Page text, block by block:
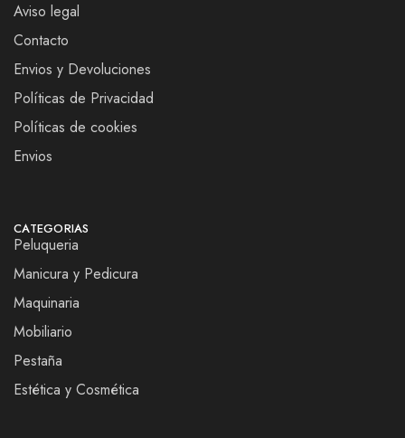
Aviso legal
Contacto
Envios y Devoluciones
Políticas de Privacidad
Políticas de cookies
Envios
CATEGORIAS
Peluqueria
Manicura y Pedicura
Maquinaria
Mobiliario
Pestaña
Estética y Cosmética